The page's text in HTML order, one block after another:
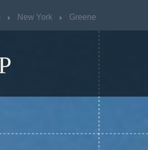
New York Greene
New York Greene